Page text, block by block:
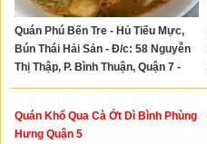
Quán Phú Bến Tre - Hủ Tiếu Mực,
Bún Thái Hải Sản - Đ/c: 58 Nguyễn
Thị Thập, P. Bình Thuận, Quận 7 -
Tel: 0907399062
Quán Khổ Qua Cà Ớt Dì Bình Phùng
Hưng Quận 5